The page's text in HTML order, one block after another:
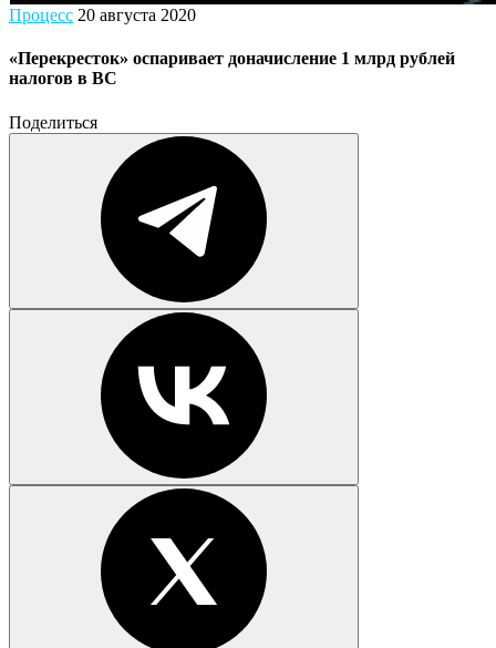
Процесс 20 августа 2020
«Перекресток» оспаривает доначисление 1 млрд рублей
налогов в ВС
Поделиться